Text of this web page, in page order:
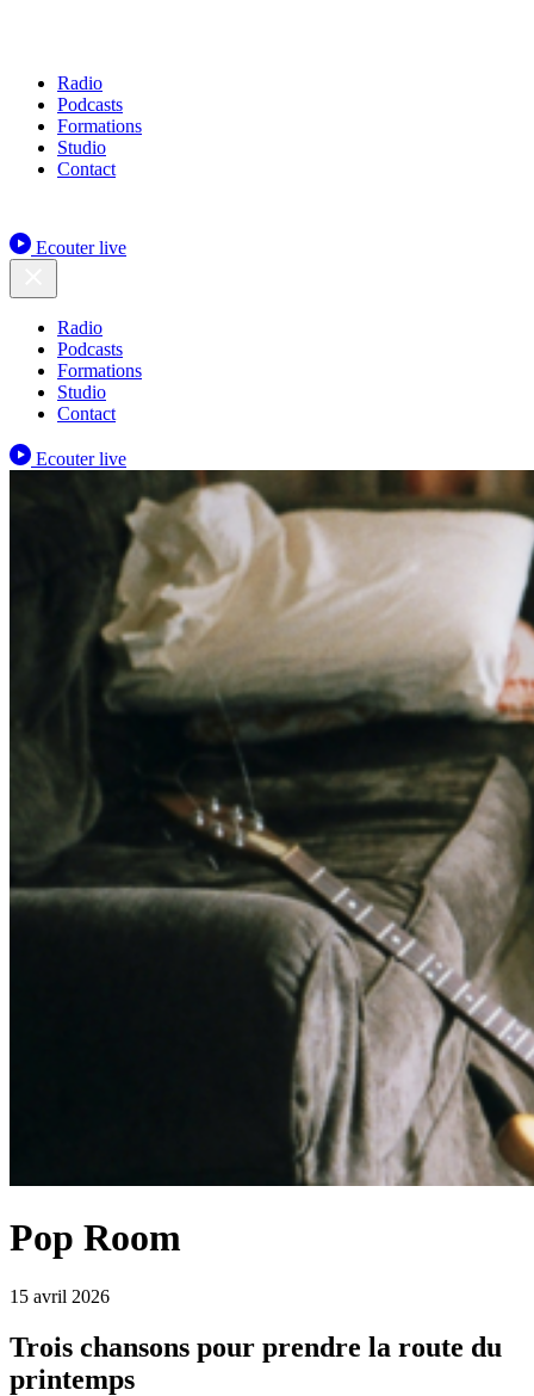
Radio
Podcasts
Formations
Studio
Contact
Ecouter live
Radio
Podcasts
Formations
Studio
Contact
Ecouter live
Pop Room
15 avril 2026
Trois chansons pour prendre la route du
printemps